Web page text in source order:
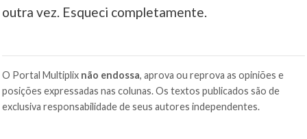
outra vez. Esqueci completamente.
O Portal Multiplix não endossa, aprova ou reprova as opiniões e
posições expressadas nas colunas. Os textos publicados são de
exclusiva responsabilidade de seus autores independentes.